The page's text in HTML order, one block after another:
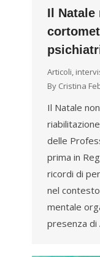
Il Natale
Articoli,
By Cristina
Il Natale
delle
prima in
ricordi di
nel
mentale
presenza